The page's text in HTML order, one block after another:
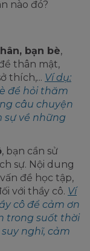
nào đó?
bạn bè,
thân mật,
thích,... Ví dụ:
để hỏi thăm
câu chuyện
sự về những
, bạn cần sử
sự. Nội dung
đề học tập,
với thầy cô. Ví
cô để cảm ơn
trong suốt thời
nghĩ, cảm